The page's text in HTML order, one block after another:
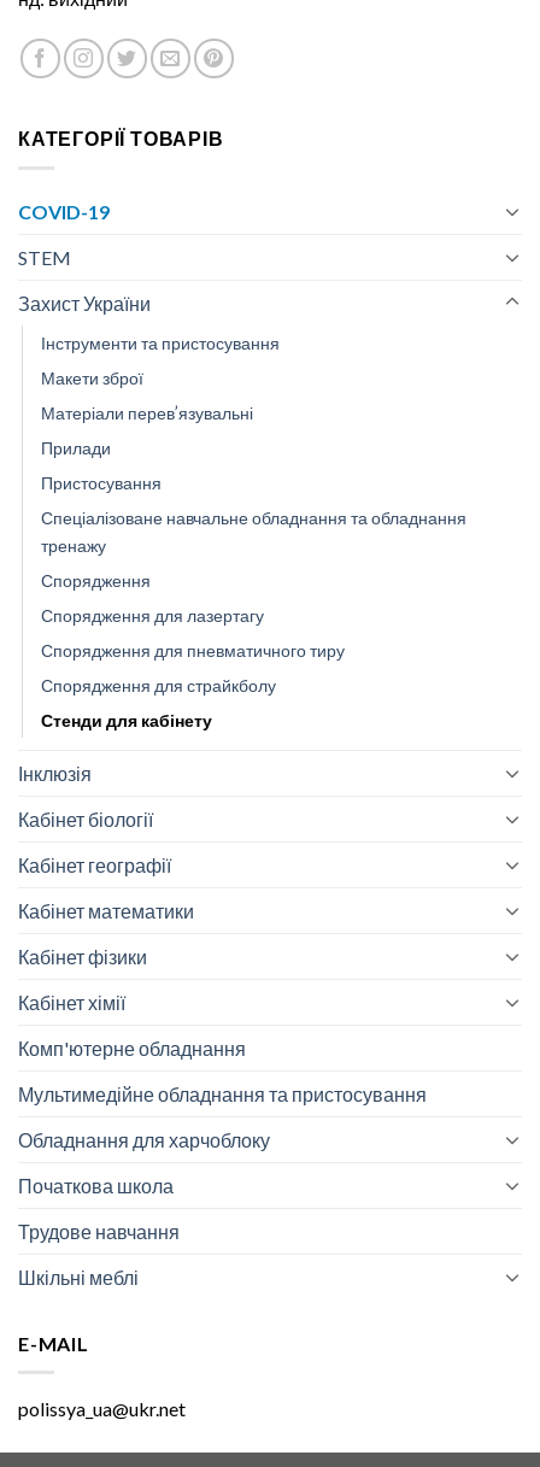
КАТЕГОРІЇ ТОВАРІВ
COVID-19
STEM
Захист України
Інструменти та пристосування
Макети зброї
Матеріали перев’язувальні
Прилади
Пристосування
Спеціалізоване навчальне обладнання та обладнання
тренажу
Спорядження
Спорядження для лазертагу
Спорядження для пневматичного тиру
Спорядження для страйкболу
Стенди для кабінету
Інклюзія
Кабінет біології
Кабінет географії
Кабінет математики
Кабінет фізики
Кабінет хімії
Комп'ютерне обладнання
Мультимедійне обладнання та пристосування
Обладнання для харчоблоку
Початкова школа
Трудове навчання
Шкільні меблі
E-MAIL
polissya_ua@ukr.net